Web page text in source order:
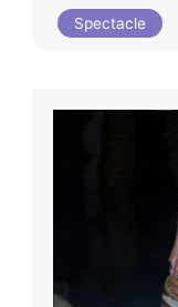
Spectacle